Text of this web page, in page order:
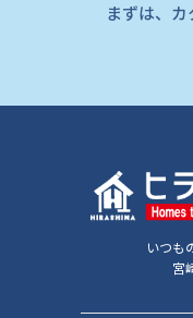
まずは、
いつも
宮